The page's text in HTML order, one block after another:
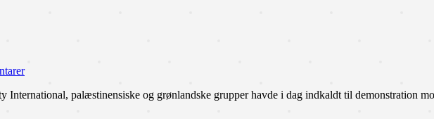
International, palæstinensiske og grønlandske grupper havde i dag indkaldt til demonstration